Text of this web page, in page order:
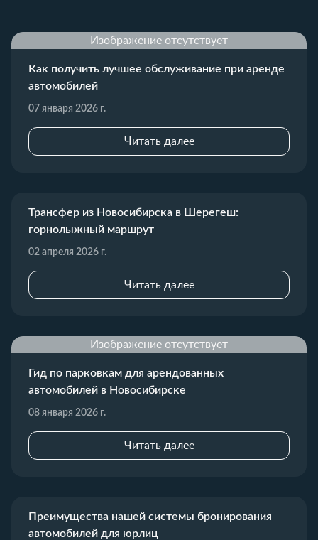
Изображение отсутствует
Как получить лучшее обслуживание при аренде
автомобилей
07 января 2026 г.
Читать далее
Трансфер из Новосибирска в Шерегеш:
горнолыжный маршрут
02 апреля 2026 г.
Читать далее
Изображение отсутствует
Гид по парковкам для арендованных
автомобилей в Новосибирске
08 января 2026 г.
Читать далее
Преимущества нашей системы бронирования
автомобилей для юрлиц